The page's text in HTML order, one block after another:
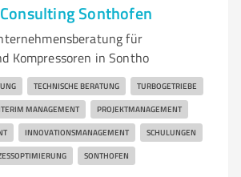
Consulting Sonthofen
für
Kompressoren in Sontho
TECHNISCHE BERATUNG TURBOGETRIEBE
MANAGEMENT PROJEKTMANAGEMENT
INNOVATIONSMANAGEMENT SCHULUNGEN
SONTHOFEN